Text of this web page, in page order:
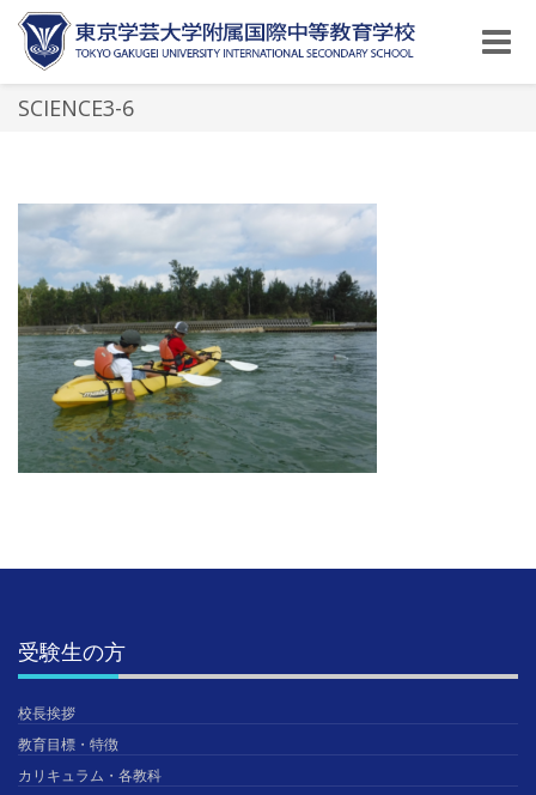
Toggle
SCIENCE3-6
受験生の方
校長挨拶
教育目標・特徴
カリキュラム・各教科